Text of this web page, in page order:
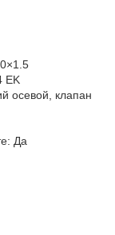
EK
осевой, клапан
Да